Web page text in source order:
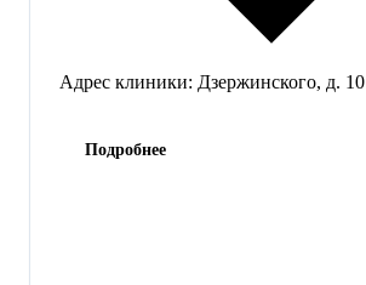
Адрес клиники: Дзержинского, д. 10
Подробнее